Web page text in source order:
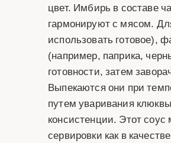
цвет. Имбирь в составе
гармонируют с мясом.
использовать готовое),
(например, паприка,
готовности, затем
Выпекаются они при
путем уваривания
консистенции. Этот
сервировки как в